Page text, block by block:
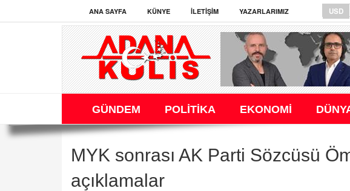
ANA SAYFA KÜNYE İLETIŞIM YAZARLARIMIZ USD
GÜNDEM POLİTİKA EKONOMİ
MYK sonrası AK Parti Sözcüsü
açıklamalar